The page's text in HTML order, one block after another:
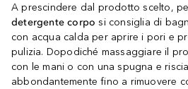
A prescindere dal prodotto scelto,
detergente corpo si consiglia di
con acqua calda per aprire i pori e
pulizia. Dopodiché massaggiare il
con le mani o con una spugna e
abbondantemente fino a rimuovere